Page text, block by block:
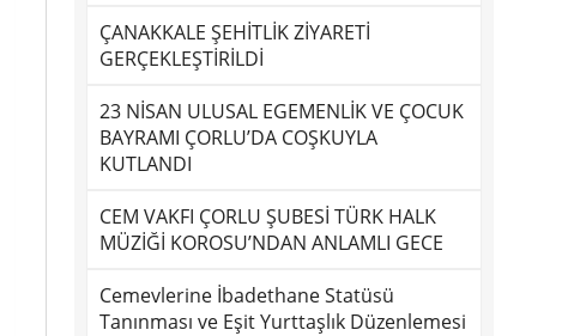
ÇANAKKALE ŞEHİTLİK ZİYARETİ
GERÇEKLEŞTİRİLDİ
23 NİSAN ULUSAL EGEMENLİK VE ÇOCUK
BAYRAMI ÇORLU’DA COŞKUYLA
KUTLANDI
CEM VAKFI ÇORLU ŞUBESİ TÜRK HALK
MÜZİĞİ KOROSU’NDAN ANLAMLI GECE
Cemevlerine İbadethane Statüsü
Tanınması ve Eşit Yurttaşlık Düzenlemesi